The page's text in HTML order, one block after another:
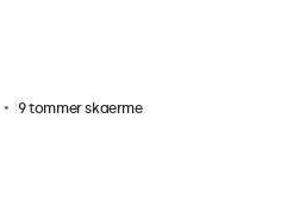
9 tommer skaerme